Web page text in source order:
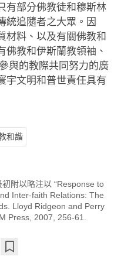
有部分佛教徒和穆斯林
統追隨者之大眾。因
材料、以及有關佛教和
佛教和伊斯蘭教領袖、
與的教際共同努力的廣
宇文明和普世責任具有
和諧
附以略注以 “Response to
Inter-faith Relations: The
Lloyd Ridgeon and Perry
Press, 2007, 256-61.